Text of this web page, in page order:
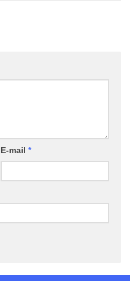
E-mail *